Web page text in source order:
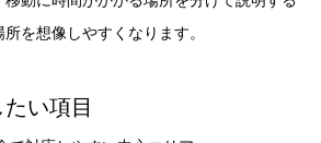
を想像しやすくなります。
い項目